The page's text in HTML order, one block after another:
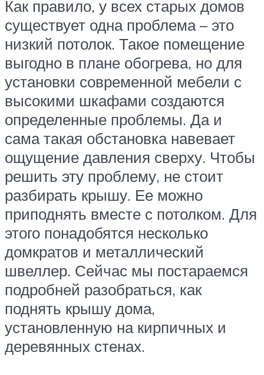
Как правило, у всех старых домов
существует одна проблема – это
низкий потолок. Такое помещение
выгодно в плане обогрева, но для
установки современной мебели с
высокими шкафами создаются
определенные проблемы. Да и
сама такая обстановка навевает
ощущение давления сверху. Чтобы
решить эту проблему, не стоит
разбирать крышу. Ее можно
приподнять вместе с потолком. Для
этого понадобятся несколько
домкратов и металлический
швеллер. Сейчас мы постараемся
подробней разобраться, как
поднять крышу дома,
установленную на кирпичных и
деревянных стенах.